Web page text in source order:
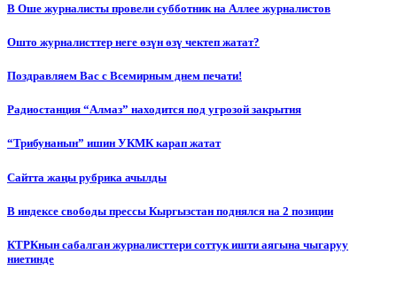
В Оше журналисты провели субботник на Аллее журналистов
Ошто журналисттер неге өзүн өзү чектеп жатат?
Поздравляем Вас с Всемирным днем печати!
Радиостанция “Алмаз” находится под угрозой закрытия
“Трибунанын” ишин УКМК карап жатат
Сайтта жаңы рубрика ачылды
В индексе свободы прессы Кыргызстан поднялся на 2 позиции
КТРКнын сабалган журналисттери соттук ишти аягына чыгаруу
ниетинде